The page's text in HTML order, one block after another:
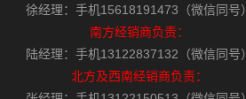
徐经理：手机15618191473（微信同号）
南方经销商负责：
陆经理：手机13122837132（微信同号）
北方及西南经销商负责：